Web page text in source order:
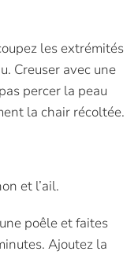
les extrémités
Creuser avec une
percer la peau
la chair récoltée.
et l’ail.
poêle et faites
Ajoutez la